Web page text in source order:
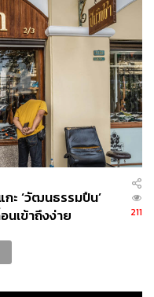
ะ ‘วัฒนธรรมปืน’
นเข้าถึงง่าย
211